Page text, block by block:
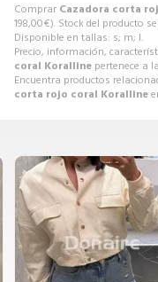
Comprar Cazadora corta
198,00€). Stock del producto
Disponible en tallas: s; m; l.
Precio, información,
coral Koralline pertenece a
Encuentra productos
corta rojo coral Koralline